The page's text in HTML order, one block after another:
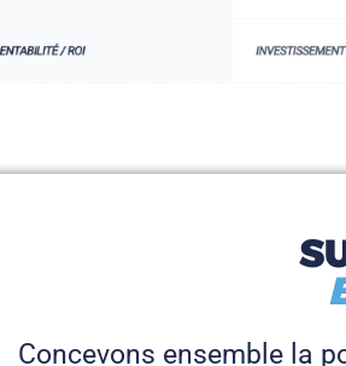
Concevons ensemble la